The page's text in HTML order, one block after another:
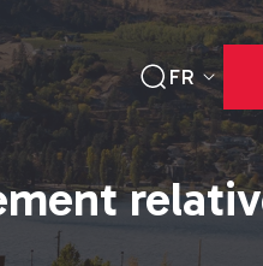
FR